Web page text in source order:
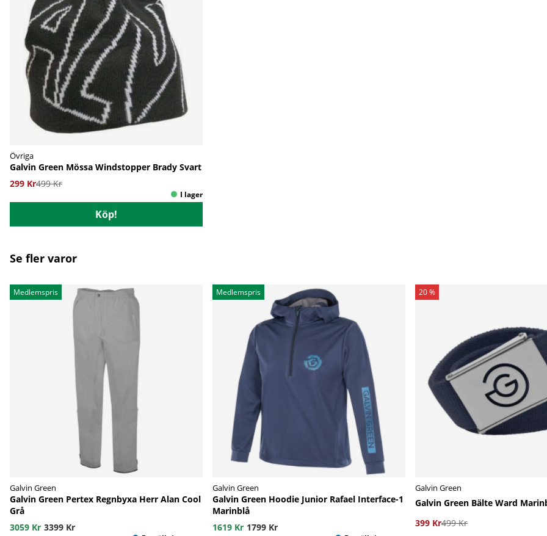
Övriga
Galvin Green Mössa Windstopper Brady Svart
299 Kr499 Kr
Köp!
Se fler varor
Medlemspris
Galvin Green
Galvin Green Pertex Regnbyxa Herr Alan Cool
Grå
3059 Kr 3399 Kr
Medlemspris
Galvin Green
Galvin Green Hoodie Junior Rafael Interface-1
Marinblå
1619 Kr 1799 Kr
20 %
Galvin Green
Galvin Green Bälte Ward
399 Kr499 Kr